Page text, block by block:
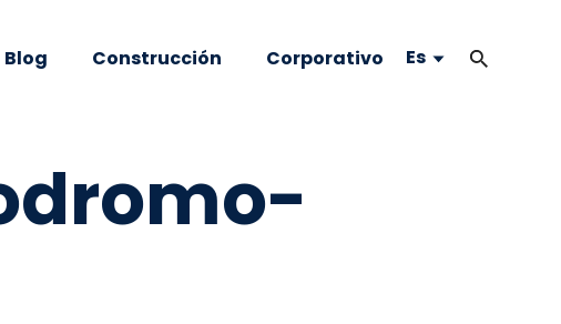
Blog Construcción Corporativo Es